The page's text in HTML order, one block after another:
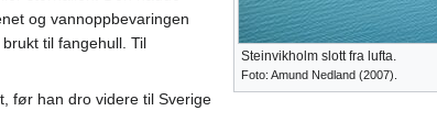
Steinvikholm slott fra lufta.
Foto: Amund Nedland (2007).
og vannoppbevaringen
til fangehull. Til
før han dro videre til Sverige